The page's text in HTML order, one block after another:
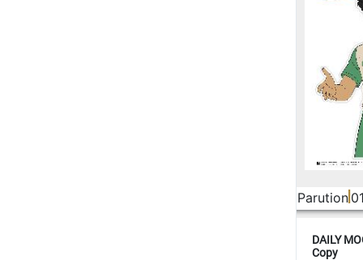
Parution
DAILY
Copy